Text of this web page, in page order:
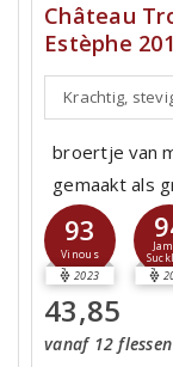
Château
Estèphe
Krachtig,
broertje van
gemaakt als
93
Vinous
2023
43,85
vanaf 12